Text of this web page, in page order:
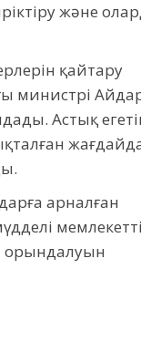
және
қайтару
министрі
Астық
арналған
орындалуын